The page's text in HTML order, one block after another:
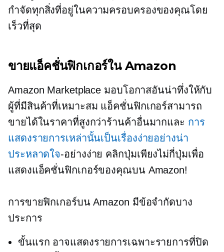
กำจัดทุกสิ่งที่อยู่ในความครอบครองของคุณโดย
เร็วที่สุด
ขายแอ็คชั่นฟิกเกอร์ใน Amazon
Amazon Marketplace มอบโอกาสอันน่าทึ่งให้กับ
ผู้ที่มีสินค้าที่เหมาะสม แอ็คชั่นฟิกเกอร์สามารถ
ขายได้ในราคาที่สูงกว่าร้านค้าอื่นมากและ การ
แสดงรายการเหล่านั้นเป็นเรื่องง่ายอย่างน่า
ประหลาดใจ-อย่างง่าย คลิกปุ่มเพียงไม่กี่ปุ่มเพื่อ
แสดงแอ็คชั่นฟิกเกอร์ของคุณบน Amazon!
การขายฟิกเกอร์บน Amazon มีข้อจำกัดบาง
ประการ
ขั้นแรก อาจแสดงรายการเฉพาะรายการที่ปิด